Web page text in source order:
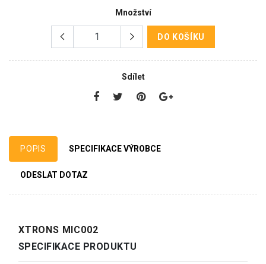
Množství
DO KOŠÍKU
Sdílet
POPIS SPECIFIKACE VÝROBCE
ODESLAT DOTAZ
XTRONS MIC002
SPECIFIKACE PRODUKTU